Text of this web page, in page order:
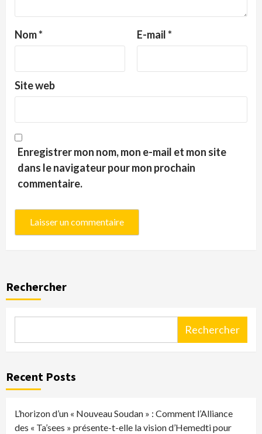
Nom* E-mail*
Site web
Enregistrer mon nom, mon e-mail et mon site
dans le navigateur pour mon prochain
commentaire.
Rechercher
Rechercher
Recent Posts
L’horizon d’un « Nouveau Soudan » : Comment l’Alliance
des « Ta’sees » présente-t-elle la vision d’Hemedti pour